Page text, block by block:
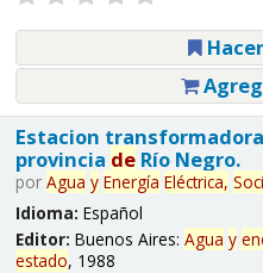
Estacion
provincia deRío Negro.
por Agua y Energía Eléctrica,
Idioma: Español
Editor: Buenos Aires: Agua y
estado, 1988